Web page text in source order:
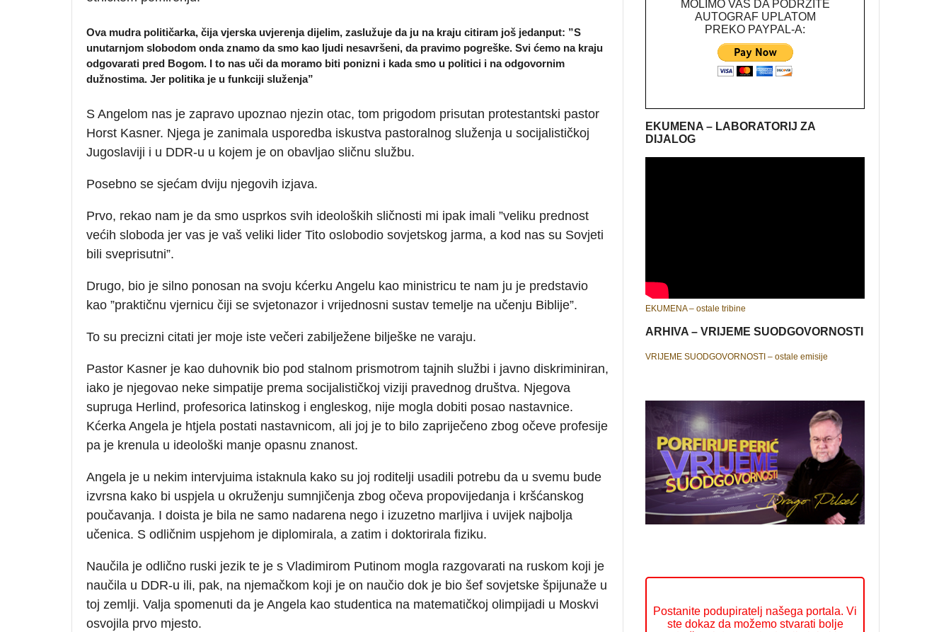
Ova mudra političarka, čija vjerska uvjerenja dijelim, zaslužuje da ju na kraju citiram još jedanput: ”S
unutarnjom slobodom onda znamo da smo kao ljudi nesavršeni, da pravimo pogreške. Svi ćemo na kraju
odgovarati pred Bogom. I to nas uči da moramo biti ponizni i kada smo u politici i na odgovornim
dužnostima. Jer politika je u funkciji služenja”
S Angelom nas je zapravo upoznao njezin otac, tom prigodom prisutan protestantski pastor
Horst Kasner. Njega je zanimala usporedba iskustva pastoralnog služenja u socijalističkoj
Jugoslaviji i u DDR-u u kojem je on obavljao sličnu službu.
Posebno se sjećam dviju njegovih izjava.
Prvo, rekao nam je da smo usprkos svih ideoloških sličnosti mi ipak imali ”veliku prednost
većih sloboda jer vas je vaš veliki lider Tito oslobodio sovjetskog jarma, a kod nas su Sovjeti
bili sveprisutni”.
Drugo, bio je silno ponosan na svoju kćerku Angelu kao ministricu te nam ju je predstavio
kao ”praktičnu vjernicu čiji se svjetonazor i vrijednosni sustav temelje na učenju Biblije”.
To su precizni citati jer moje iste večeri zabilježene bilješke ne varaju.
Pastor Kasner je kao duhovnik bio pod stalnom prismotrom tajnih službi i javno diskriminiran,
iako je njegovao neke simpatije prema socijalističkoj viziji pravednog društva. Njegova
supruga Herlind, profesorica latinskog i engleskog, nije mogla dobiti posao nastavnice.
Kćerka Angela je htjela postati nastavnicom, ali joj je to bilo zapriječeno zbog očeve profesije
pa je krenula u ideološki manje opasnu znanost.
Angela je u nekim intervjuima istaknula kako su joj roditelji usadili potrebu da u svemu bude
izvrsna kako bi uspjela u okruženju sumnjičenja zbog očeva propovijedanja i kršćanskog
poučavanja. I doista je bila ne samo nadarena nego i izuzetno marljiva i uvijek najbolja
učenica. S odličnim uspjehom je diplomirala, a zatim i doktorirala fiziku.
Naučila je odlično ruski jezik te je s Vladimirom Putinom mogla razgovarati na ruskom koji je
naučila u DDR-u ili, pak, na njemačkom koji je on naučio dok je bio šef sovjetske špijunaže u
toj zemlji. Valja spomenuti da je Angela kao studentica na matematičkoj olimpijadi u Moskvi
osvojila prvo mjesto.
MOLIMO VAS DA PODRŽITE
AUTOGRAF UPLATOM
PREKO PAYPAL-A:
EKUMENA – LABORATORIJ ZA
DIJALOG
EKUMENA – ostale tribine
ARHIVA – VRIJEME SUODGOVORNOSTI
VRIJEME SUODGOVORNOSTI – ostale emisije
Postanite podupiratelj našega portala. Vi
ste dokaz da možemo stvarati bolje